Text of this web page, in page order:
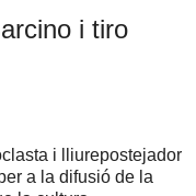
i tiro
i lliurepostejador
a la difusió de la